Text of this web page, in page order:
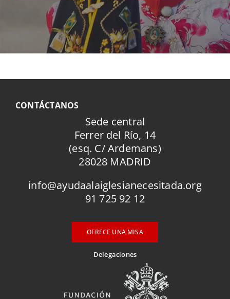
CONTÁCTANOS
Sede central
Ferrer del Río, 14
(esq. C/ Ardemans)
28028 MADRID
info@ayudaalaiglesianecesitada.org
91 725 92 12
OFRECE UNA MISA
Delegaciones